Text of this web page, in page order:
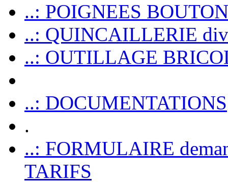
..: POIGNEES
..: QUINCAILLERIE
..: OUTILLAGE
..: DOCUMENTATIONS
.
..: FORMULAIRE
TARIFS